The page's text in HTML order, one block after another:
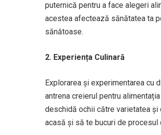
puternică pentru a face alegeri
acestea afectează sănătatea ta
sănătoase.
2. Experiența Culinară
Explorarea și experimentarea
antrena creierul pentru
deschidă ochii către varietatea
acasă și să te bucuri de procesul